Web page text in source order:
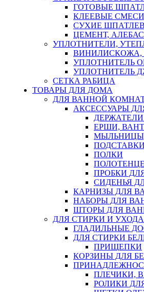
ГОТОВЫЕ
КЛЕЕВЫЕ
СУХИЕ
ЦЕМЕНТ,
УПЛОТНИТЕЛИ,
ВИНИЛИСКОЖА,
УПЛОТНИТЕЛЬ
УПЛОТНИТЕЛЬ
СЕТКА РАБИЦА
ТОВАРЫ ДЛЯ ДОМА
ДЛЯ ВАННОЙ
АКСЕССУАРЫ
ЕРШИ,
ПОЛКИ
ПРОБКИ
СИДЕНЬЯ
КАРНИЗЫ ДЛЯ
НАБОРЫ ДЛЯ
ШТОРЫ ДЛЯ
ДЛЯ СТИРКИ И
ГЛАДИЛЬНЫЕ
ДЛЯ СТИРКИ
ПРИЩЕПКИ
КОРЗИНЫ ДЛЯ
ПЛЕЧИКИ,
РОЛИКИ